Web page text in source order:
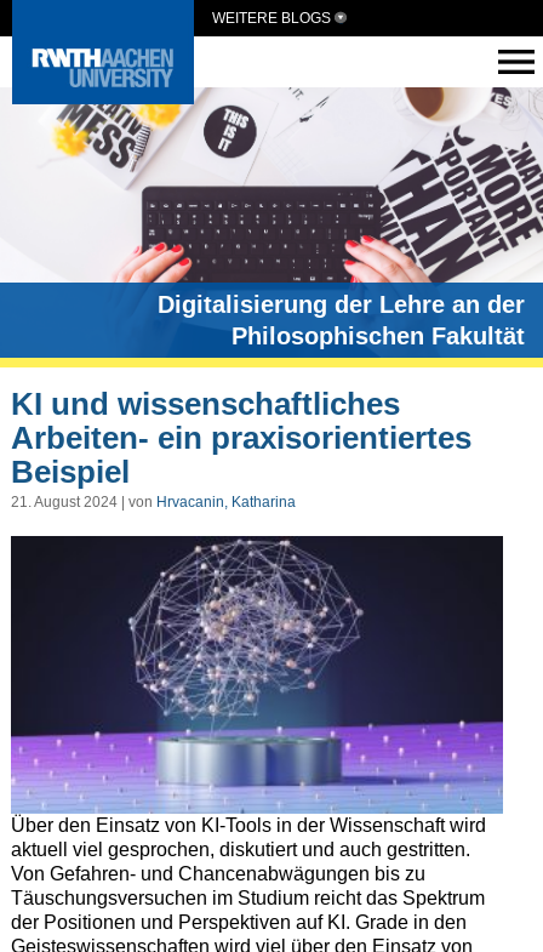
WEITERE BLOGS
Digitalisierung der Lehre an der
Philosophischen Fakultät
KI und wissenschaftliches
Arbeiten- ein praxisorientiertes
Beispiel
21. August 2024 | von Hrvacanin, Katharina
Über den Einsatz von KI-Tools in der Wissenschaft wird
aktuell viel gesprochen, diskutiert und auch gestritten.
Von Gefahren- und Chancenabwägungen bis zu
Täuschungsversuchen im Studium reicht das Spektrum
der Positionen und Perspektiven auf KI. Grade in den
Geisteswissenschaften wird viel über den Einsatz von